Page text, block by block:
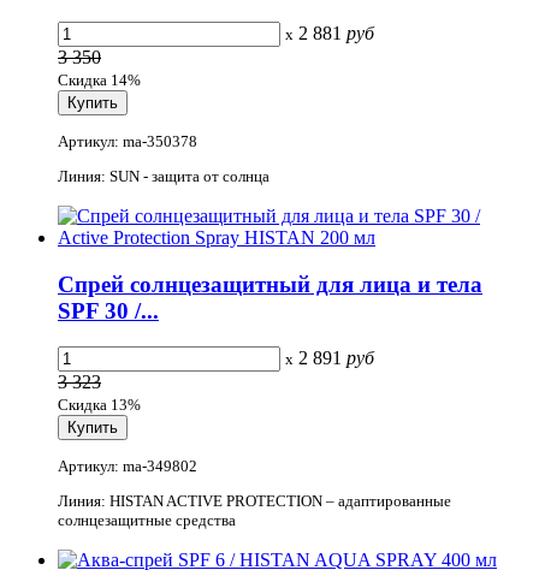
x 2 881 руб
3 350
Скидка 14%
Артикул: ma-350378
Линия: SUN - защита от солнца
Спрей солнцезащитный для лица и тела
SPF 30 /...
x 2 891 руб
3 323
Скидка 13%
Артикул: ma-349802
Линия: HISTAN ACTIVE PROTECTION – адаптированные
солнцезащитные средства